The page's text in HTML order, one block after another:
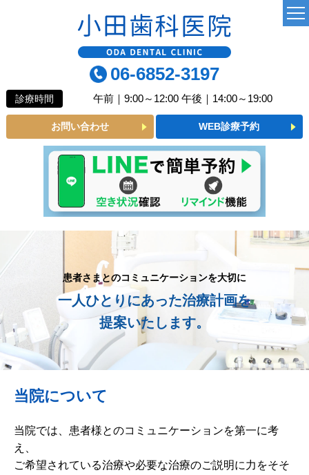
06-6852-3197
診療時間 午前｜9:00～12:00 午後｜14:00～19:00
お問い合わせ WEB診療予約
よくあるご質問
診療MENU
一般歯科
小児歯科
インプラント
歯周病予防
ホワイトニング
矯正歯科
治療の流れ
料金表
患者さまとのコミュニケーションを大切に
一人ひとりにあった治療計画を
提案いたします。
当院について
当院では、患者様とのコミュニケーションを第一に考
え、
ご希望されている治療や必要な治療のご説明に力をそそ